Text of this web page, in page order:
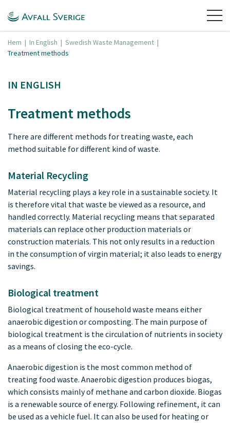
Hem | In English | Swedish Waste Management |
Treatment methods
IN ENGLISH
Treatment methods
There are different methods for treating waste, each
method suitable for different kind of waste.
Material Recycling
Material recycling plays a key role in a sustainable society. It
is therefore vital that waste be viewed as a resource, and
handled correctly. Material recycling means that separated
materials can replace other production materials or
construction materials. This not only results in a reduction
in the consumption of virgin material; it also leads to energy
savings.
Biological treatment
Biological treatment of household waste means either
anaerobic digestion or composting. The main purpose of
biological treatment is the circulation of nutrients in society
as a means of closing the eco-cycle.
Anaerobic digestion is the most common method of
treating food waste. Anaerobic digestion produces biogas,
which consists mainly of methane and carbon dioxide. Biogas
is a renewable source of energy. Following refinement, it can
be used as a vehicle fuel. It can also be used for heating or